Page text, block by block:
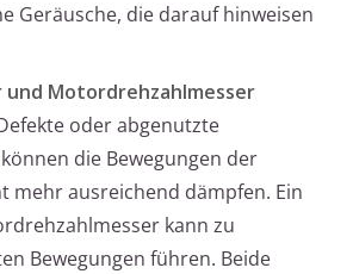
Geräusche, die darauf hinweisen
Motordrehzahlmesser
oder abgenutzte
die Bewegungen der
mehr ausreichend dämpfen. Ein
kann zu
Bewegungen führen. Beide